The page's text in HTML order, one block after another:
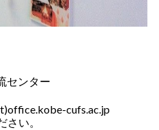
センター
cufs.ac.jp
い。